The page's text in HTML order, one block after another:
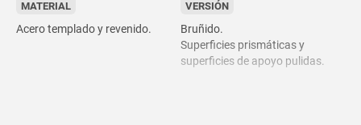
MATERIAL
Acero templado y revenido.
VERSIÓN
Bruñido.
Superficies prismáticas y
superficies de apoyo pulidas.